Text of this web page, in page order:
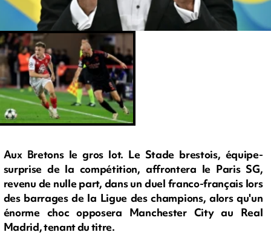
Aux Bretons le gros lot. Le Stade brestois, équipe-
surprise de la compétition, affrontera le Paris SG,
revenu de nulle part, dans un duel franco-français lors
des barrages de la Ligue des champions, alors qu'un
énorme choc opposera Manchester City au Real
Madrid, tenant du titre.